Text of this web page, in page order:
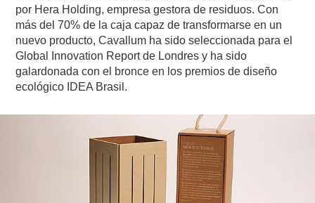
por Hera Holding, empresa gestora de residuos. Con
más del 70% de la caja capaz de transformarse en un
nuevo producto, Cavallum ha sido seleccionada para el
Global Innovation Report de Londres y ha sido
galardonada con el bronce en los premios de diseño
ecológico IDEA Brasil.